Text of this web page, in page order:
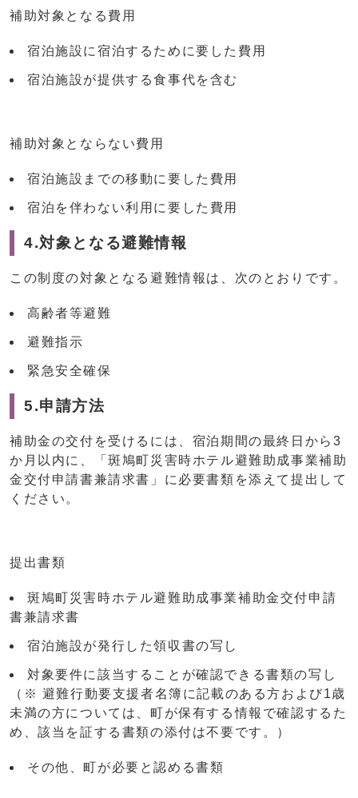
補助対象となる費用
宿泊施設に宿泊するために要した費用
宿泊施設が提供する食事代を含む
補助対象とならない費用
宿泊施設までの移動に要した費用
宿泊を伴わない利用に要した費用
4.対象となる避難情報
この制度の対象となる避難情報は、次のとおりです。
高齢者等避難
避難指示
緊急安全確保
5.申請方法
補助金の交付を受けるには、宿泊期間の最終日から3
か月以内に、「斑鳩町災害時ホテル避難助成事業補助
金交付申請書兼請求書」に必要書類を添えて提出して
ください。
提出書類
斑鳩町災害時ホテル避難助成事業補助金交付申請
書兼請求書
宿泊施設が発行した領収書の写し
対象要件に該当することが確認できる書類の写し
（※ 避難行動要支援者名簿に記載のある方および1歳
未満の方については、町が保有する情報で確認するた
め、該当を証する書類の添付は不要です。）
その他、町が必要と認める書類